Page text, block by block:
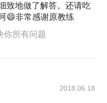
致地做了解答。还请吃
😄非常感谢原教练
你所有问题
2018.06.18